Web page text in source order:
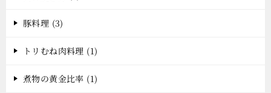
豚料理 (3)
トリむね肉料理 (1)
煮物の黄金比率 (1)